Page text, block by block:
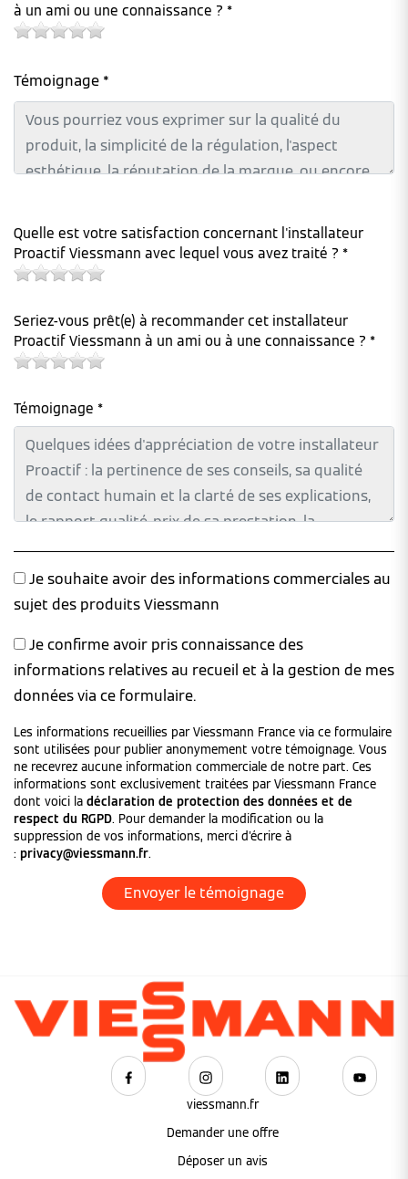
à un ami ou une connaissance ? *
Témoignage *
Quelle est votre satisfaction concernant l'installateur
Proactif Viessmann avec lequel vous avez traité ? *
Seriez-vous prêt(e) à recommander cet installateur
Proactif Viessmann à un ami ou à une connaissance ? *
Témoignage *
Je souhaite avoir des informations commerciales au
sujet des produits Viessmann
Je confirme avoir pris connaissance des
informations relatives au recueil et à la gestion de mes
données via ce formulaire.
Les informations recueillies par Viessmann France via ce formulaire
sont utilisées pour publier anonymement votre témoignage. Vous
ne recevrez aucune information commerciale de notre part. Ces
informations sont exclusivement traitées par Viessmann France
dont voici la déclaration de protection des données et de
respect du RGPD. Pour demander la modification ou la
suppression de vos informations, merci d'écrire à
: privacy@viessmann.fr.
viessmann.fr
Demander une offre
Déposer un avis